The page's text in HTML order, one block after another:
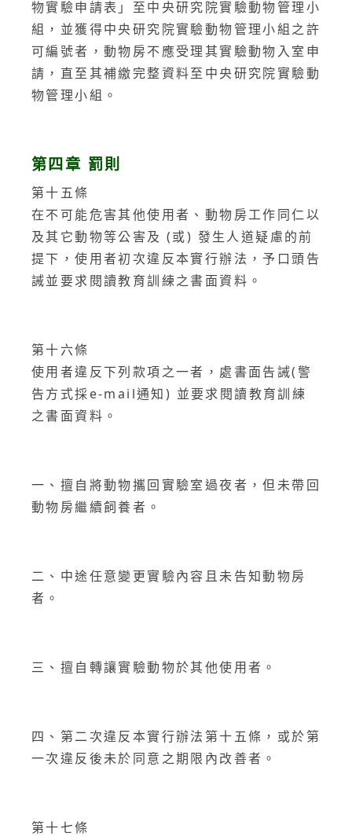
物實驗申請表」至中央研究院實驗動物管理小
組，並獲得中央研究院實驗動物管理小組之許
可編號者，動物房不應受理其實驗動物入室申
請，直至其補繳完整資料至中央研究院實驗動
物管理小組。
第四章 罰則
第十五條
在不可能危害其他使用者、動物房工作同仁以
及其它動物等公害及 (或) 發生人道疑慮的前
提下，使用者初次違反本實行辦法，予口頭告
誡並要求閱讀教育訓練之書面資料。
第十六條
使用者違反下列款項之一者，處書面告誡(警
告方式採e-mail通知) 並要求閱讀教育訓練
之書面資料。
一、擅自將動物攜回實驗室過夜者，但未帶回
動物房繼續飼養者。
二、中途任意變更實驗內容且未告知動物房
者。
三、擅自轉讓實驗動物於其他使用者。
四、第二次違反本實行辦法第十五條，或於第
一次違反後未於同意之期限內改善者。
第十七條